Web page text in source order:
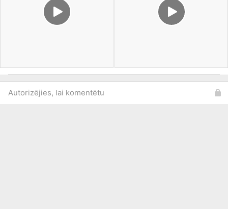
Autorizējies, lai komentētu